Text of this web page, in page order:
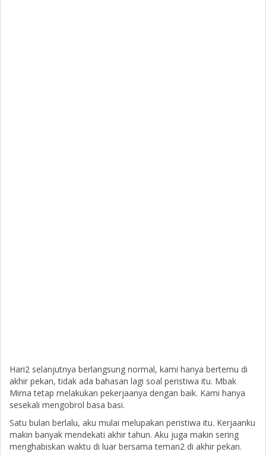
Hari2 selanjutnya berlangsung normal, kami hanya bertemu di
akhir pekan, tidak ada bahasan lagi soal peristiwa itu. Mbak
Mirna tetap melakukan pekerjaanya dengan baik. Kami hanya
sesekali mengobrol basa basi.
Satu bulan berlalu, aku mulai melupakan peristiwa itu. Kerjaanku
makin banyak mendekati akhir tahun. Aku juga makin sering
menghabiskan waktu di luar bersama teman2 di akhir pekan.